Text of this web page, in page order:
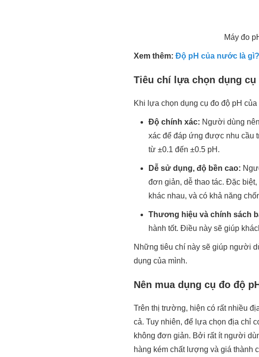
Máy đo
Xem thêm: Độ pH của nước là
Tiêu chí lựa chọn dụng
Khi lựa chọn dụng cụ đo độ pH
Độ chính xác: Người dùng
xác để đáp ứng được nhu cầu
từ ±0.1 đến ±0.5 pH.
Dễ sử dụng, độ bền cao:
đơn giản, dễ thao tác. Đặc
khác nhau, và có khả năng
Thương hiệu và chính sách
hành tốt. Điều này sẽ giúp
Những tiêu chí này sẽ giúp người
dụng của mình.
Nên mua dụng cụ đo độ
Trên thị trường, hiện có rất nhiều
cả. Tuy nhiên, để lựa chọn địa chỉ
không đơn giản. Bởi rất ít người
hàng kém chất lượng và giá thành